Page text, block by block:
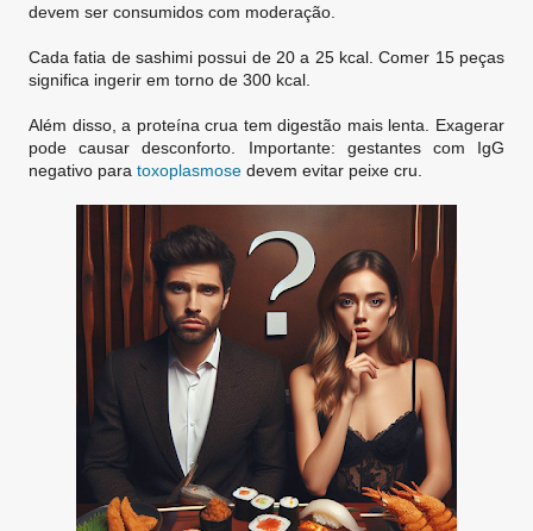
devem ser consumidos com moderação.
Cada fatia de sashimi possui de 20 a 25 kcal. Comer 15 peças
significa ingerir em torno de 300 kcal.
Além disso, a proteína crua tem digestão mais lenta. Exagerar
pode causar desconforto. Importante: gestantes com IgG
negativo para toxoplasmose devem evitar peixe cru.